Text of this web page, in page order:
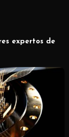
expertos de